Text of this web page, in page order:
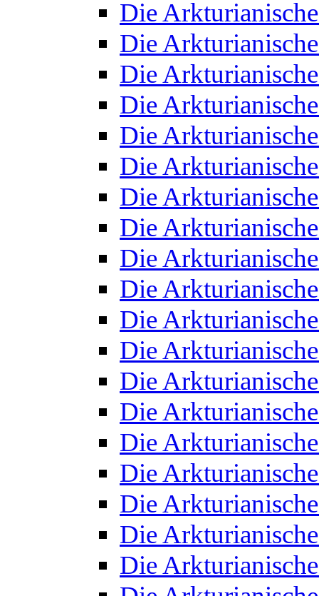
Die
Die
Die
Die
Die
Die
Die
Die
Die
Die
Die
Die
Die
Die
Die
Die
Die
Die
Die